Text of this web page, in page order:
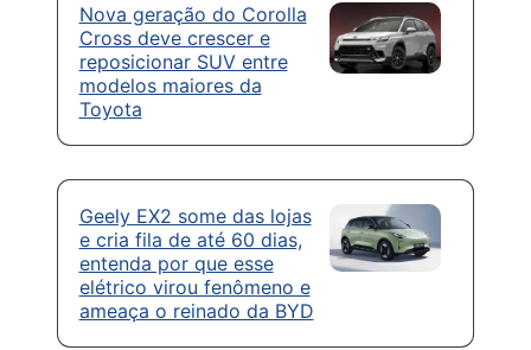
Nova geração do Corolla
Cross deve crescer e
reposicionar SUV entre
modelos maiores da
Toyota
Geely EX2 some das lojas
e cria fila de até 60 dias,
entenda por que esse
elétrico virou fenômeno e
ameaça o reinado da BYD